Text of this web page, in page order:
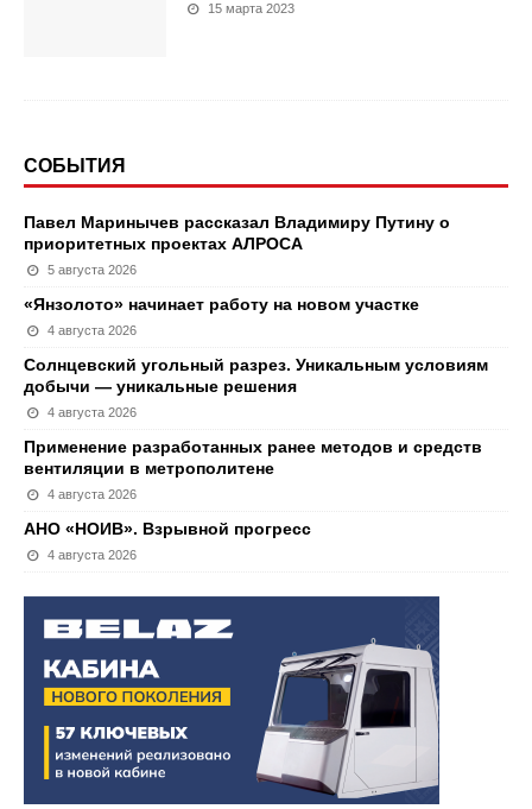
15 марта 2023
СОБЫТИЯ
Павел Маринычев рассказал Владимиру Путину о
приоритетных проектах АЛРОСА
5 августа 2026
«Янзолото» начинает работу на новом участке
4 августа 2026
Солнцевский угольный разрез. Уникальным условиям
добычи — уникальные решения
4 августа 2026
Применение разработанных ранее методов и средств
вентиляции в метрополитене
4 августа 2026
АНО «НОИВ». Взрывной прогресс
4 августа 2026